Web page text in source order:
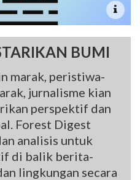
BUMI
marak, peristiwa-
jurnalisme kian
perspektif dan
Forest Digest
analisis untuk
di balik berita-
lingkungan secara